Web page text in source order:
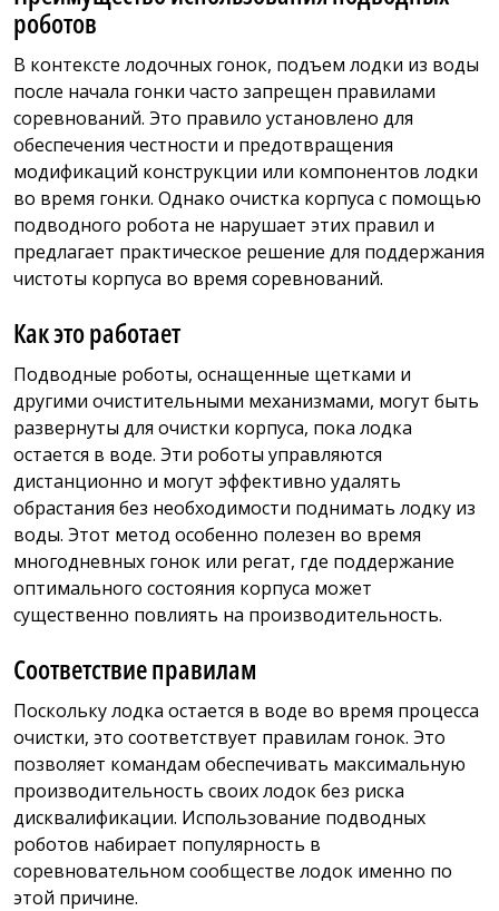
роботов
В контексте лодочных гонок, подъем лодки из воды
после начала гонки часто запрещен правилами
соревнований. Это правило установлено для
обеспечения честности и предотвращения
модификаций конструкции или компонентов лодки
во время гонки. Однако очистка корпуса с помощью
подводного робота не нарушает этих правил и
предлагает практическое решение для поддержания
чистоты корпуса во время соревнований.
Как это работает
Подводные роботы, оснащенные щетками и
другими очистительными механизмами, могут быть
развернуты для очистки корпуса, пока лодка
остается в воде. Эти роботы управляются
дистанционно и могут эффективно удалять
обрастания без необходимости поднимать лодку из
воды. Этот метод особенно полезен во время
многодневных гонок или регат, где поддержание
оптимального состояния корпуса может
существенно повлиять на производительность.
Соответствие правилам
Поскольку лодка остается в воде во время процесса
очистки, это соответствует правилам гонок. Это
позволяет командам обеспечивать максимальную
производительность своих лодок без риска
дисквалификации. Использование подводных
роботов набирает популярность в
соревновательном сообществе лодок именно по
этой причине.